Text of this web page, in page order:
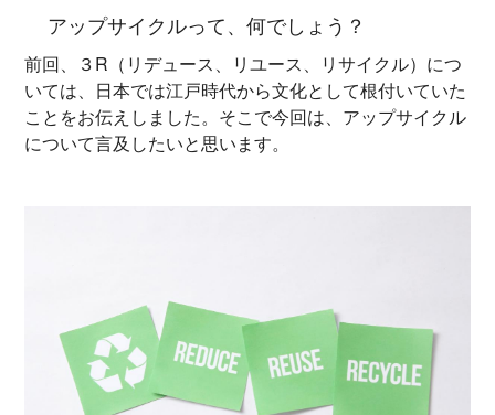
アップサイクルって、何でしょう？
前回、３R（リデュース、リユース、リサイクル）につ
いては、日本では江戸時代から文化として根付いていた
ことをお伝えしました。そこで今回は、アップサイクル
について言及したいと思います。